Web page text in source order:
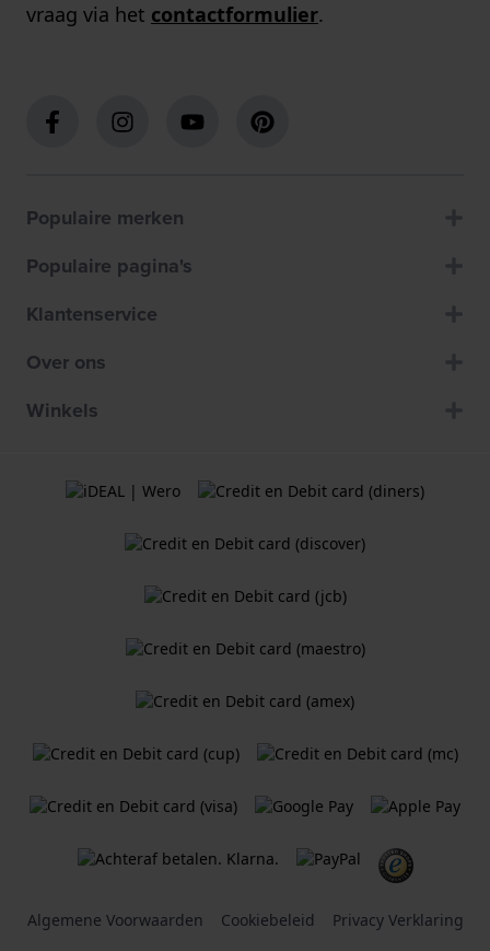
vraag via het contactformulier.
Populaire merken
Populaire pagina's
Klantenservice
Over ons
Winkels
Algemene Voorwaarden Cookiebeleid Privacy Verklaring